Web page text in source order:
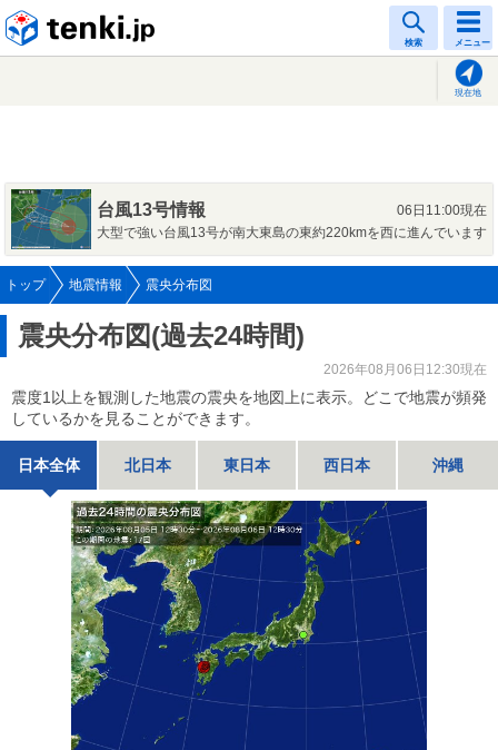
検索 メニュー
現在地
台風13号情報
06日11:00現在
大型で強い台風13号が南大東島の東約220kmを西に進んでいます
トップ 地震情報 震央分布図
震央分布図(過去24時間)
2026年08月06日12:30現在
震度1以上を観測した地震の震央を地図上に表示。どこで地震が頻発
しているかを見ることができます。
日本全体 北日本 東日本 西日本 沖縄